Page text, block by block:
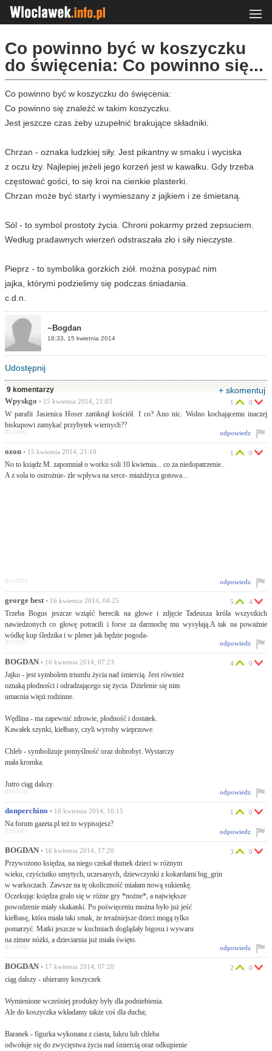
Co powinno być w koszyczku
do święcenia: Co powinno się...
Co powinno być w koszyczku do święcenia:
Co powinno się znaleźć w takim koszyczku.
Jest jeszcze czas żeby uzupełnić brakujące składniki.
Chrzan - oznaka ludzkiej siły. Jest pikantny w smaku i wyciska
z oczu łzy. Najlepiej jeżeli jego korzeń jest w kawałku. Gdy trzeba
częstować gości, to się kroi na cienkie plasterki.
Chrzan może być starty i wymieszany z jajkiem i ze śmietaną.
Sól - to symbol prostoty życia. Chroni pokarmy przed zepsuciem.
Według pradawnych wierzeń odstraszała zło i siły nieczyste.
Pieprz - to symbolika gorzkich ziół. można posypać nim
jajka, którymi podzielimy się podczas śniadania.
c.d.n.
~Bogdan
18:33, 15 kwietnia 2014
Udostępnij
9 komentarzy + skomentuj
Wpyskgo • 15 kwietnia 2014, 21:03
W parafii Jasienica Hoser zamknął kościół. I co? Ano nic. Wolno kochającemu inaczej
biskupowi zamykać przybytek wiernych??
1 0
odpowiedz
ID:61047
ozon • 15 kwietnia 2014, 21:10
No to ksiądz M. zapomniał o worku soli 10 kwietnia... co za niedopatrzenie..
A z sola to ostrożnie- żle wpływa na serce- miażdżyca gotowa...
1 0
odpowiedz
ID:61051
george best • 16 kwietnia 2014, 04:25
Trzeba Bogus jeszcze wziąść berecik na głowe i zdjęcie Tadeusza króla wszystkich
nawiedzonych co głowę potracili i forse za darmochę mu wysyłają.A tak na poważnie
wódkę kup śledzika i w plener jak będzie pogoda-
5 4
odpowiedz
ID:61052
BOGDAN • 16 kwietnia 2014, 07:23
Jajko - jest symbolem triumfu życia nad śmiercią. Jest również
oznaką płodności i odradzającego się życia. Dzielenie się nim
umacnia więzi rodzinne.
Wędlina - ma zapewnić zdrowie, płodność i dostatek.
Kawałek szynki, kiełbasy, czyli wyroby wieprzowe.
Chleb - symbolizuje pomyślność oraz dobrobyt. Wystarczy
mała kromka.
Jutro ciąg dalszy.
4 0
odpowiedz
ID:61056
donperchino • 16 kwietnia 2014, 16:15
Na forum gazeta.pl też to wypisujesz?
1 0
odpowiedz
ID:61065
BOGDAN • 16 kwietnia 2014, 17:20
Przywożono księdza, na niego czekał tłumek dzieci w różnym
wieku, czyściutko umytych, uczesanych, dziewczynki z kokardami big_grin
w warkoczach. Zawsze na tę okoliczność miałam nową sukienkę.
Oczekując księdza grało się w różne gry *nożne*, a największe
powodzenie miały skakanki. Po poświęceniu można było już jeść
kiełbasę, która miała taki smak, że teraźniejsze dzieci mogą tylko
pomarzyć. Matki jeszcze w kuchniach doglądały bigosu i wywaru
na zimne nóżki, a dzieciarnia już miała święto.
3 0
odpowiedz
ID:61066
BOGDAN • 17 kwietnia 2014, 07:20
ciąg dalszy - ubieramy koszyczek
Wymienione wcześniej produkty były dla podniebienia.
Ale do koszyczka wkładamy także coś dla ducha;
Baranek - figurka wykonana z ciasta, lukru lub chleba
odwołuje się do zwycięstwa życia nad śmiercią oraz odkupienie
2 0